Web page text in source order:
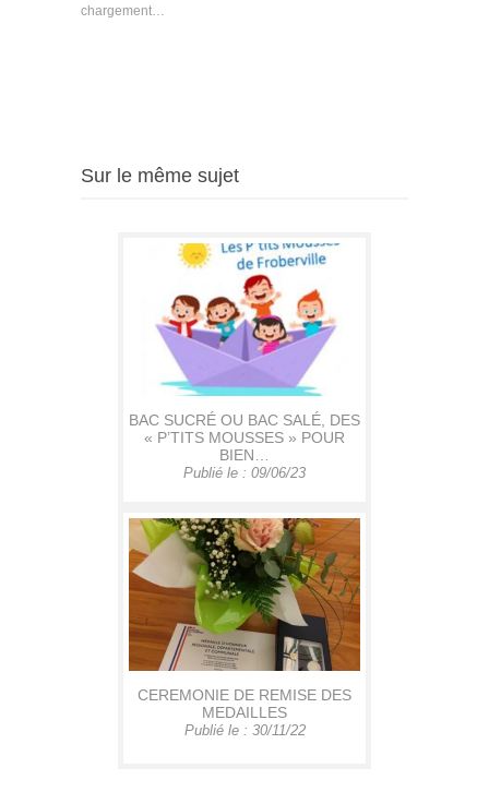
nouvelle
chargement…
Sur le même sujet
BAC SUCRÉ OU BAC SALÉ, DES
« P’TITS MOUSSES » POUR
BIEN…
Publié le : 09/06/23
CEREMONIE DE REMISE DES
MEDAILLES
Publié le : 30/11/22